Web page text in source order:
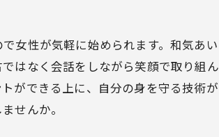
女性が気軽に始められます。和気あい
はなく会話をしながら笑顔で取り組ん
ができる上に、自分の身を守る技術が
せんか。